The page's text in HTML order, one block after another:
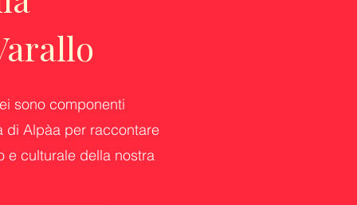
sono componenti
di Alpàa per raccontare
e culturale della nostra